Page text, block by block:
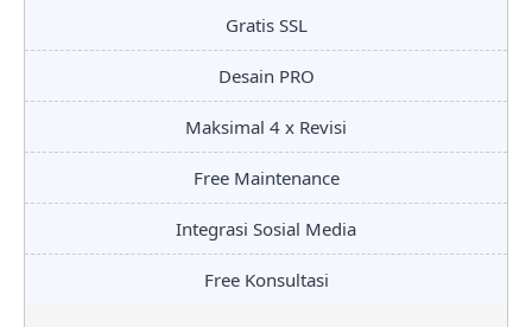
Gratis SSL
Desain PRO
Maksimal 4 x Revisi
Free Maintenance
Integrasi Sosial Media
Free Konsultasi